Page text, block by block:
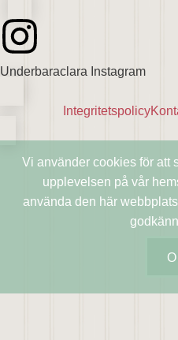
Underbaraclara Instagram
Integritetspolicy
Vi använder cookies för att
upplevelsen på vår
använda den här